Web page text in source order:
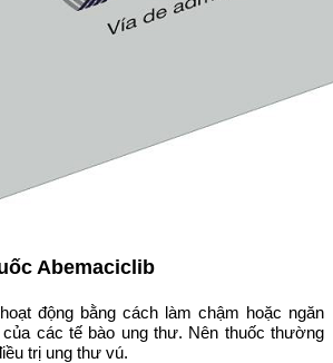
Abemaciclib
hoạt động bằng cách làm chậm hoặc ngăn
các tế bào ung thư. Nên thuốc thường
trị ung thư vú.